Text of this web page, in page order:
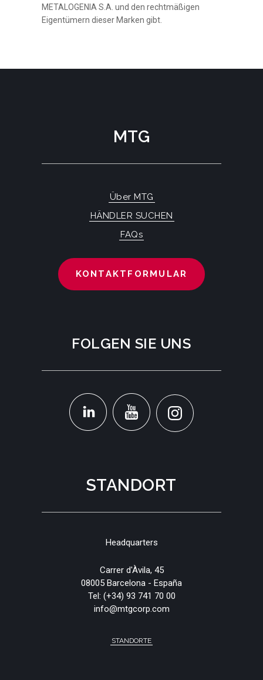
METALOGENIA S.A. und den rechtmäßigen
Eigentümern dieser Marken gibt.
STANDORT
Headquarters
Carrer d'Àvila, 45
08005 Barcelona - España
Tel: (+34) 93 741 70 00
info@mtgcorp.com
STANDORTE
MTG
Über MTG
HÄNDLER SUCHEN
FAQs
KONTAKTFORMULAR
FOLGEN SIE UNS